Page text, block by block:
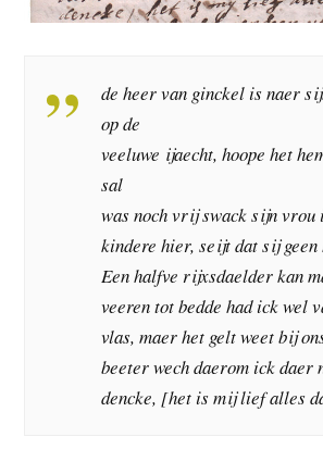
de heer van ginckel is naer
op de
veeluwe ijaecht, hoope het
sal
was noch vrij swack sijn vrou
kindere hier, seijt dat sij geen
Een halfve rijxsdaelder kan
veeren tot bedde had ick wel
vlas, maer het gelt weet bij
beeter wech daerom ick daer
dencke, [het is mij lief alles